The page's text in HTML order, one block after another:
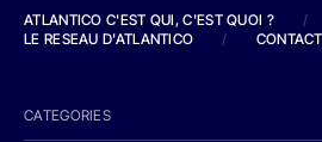
ATLANTICO C'EST QUI, C'EST QUOI ?
/
LE RESEAU D'ATLANTICO
/ CONTACT
CATEGORIES